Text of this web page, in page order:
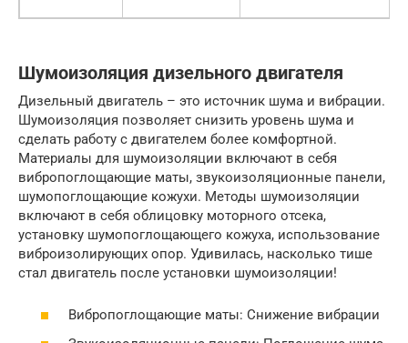
Шумоизоляция дизельного двигателя
Дизельный двигатель – это источник шума и вибрации.
Шумоизоляция позволяет снизить уровень шума и
сделать работу с двигателем более комфортной.
Материалы для шумоизоляции включают в себя
вибропоглощающие маты, звукоизоляционные панели,
шумопоглощающие кожухи. Методы шумоизоляции
включают в себя облицовку моторного отсека,
установку шумопоглощающего кожуха, использование
виброизолирующих опор. Удивилась, насколько тише
стал двигатель после установки шумоизоляции!
Вибропоглощающие маты: Снижение вибрации